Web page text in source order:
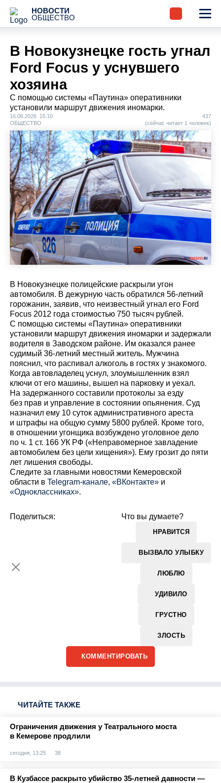
НОВОСТИ
ОБЩЕСТВО
В Новокузнецке гость угнал
Ford Focus у уснувшего
хозяина
С помощью системы «Паутина» оперативники
установили маршрут движения иномарки.
16.06.2026 15:10
ОБЩЕСТВО
437
(сейчас читает 1 человек)
В Новокузнецке полицейские раскрыли угон
автомобиля. В дежурную часть обратился 56-летний
горожанин, заявив, что неизвестный угнал его Ford
Focus 2012 года стоимостью 750 тысяч рублей.
С помощью системы «Паутина» оперативники
установили маршрут движения иномарки и задержали
водителя в Заводском районе. Им оказался ранее
судимый 36-летний местный житель. Мужчина
пояснил, что распивал алкоголь в гостях у знакомого.
Когда автовладелец уснул, злоумышленник взял
ключи от его машины, вышел на парковку и уехал.
На задержанного составили протоколы за езду
без прав и управление в состоянии опьянения. Суд
назначил ему 10 суток административного ареста
и штрафы на общую сумму 5800 рублей. Кроме того,
в отношении угонщика возбуждено уголовное дело
по ч. 1 ст. 166 УК РФ («Неправомерное завладение
автомобилем без цели хищения»). Ему грозит до пяти
лет лишения свободы.
Cледите за главными новостями Кемеровской
области в Telegram-канале, «ВКонтакте» и
«Одноклассниках».
Что вы думаете?
НРАВИТСЯ
ВЫЗВАЛО УЛЫБКУ
ЛЮБЛЮ
УДИВИЛО
ГРУСТНО
ЗЛОСТЬ
Поделиться:
КОММЕНТИРОВАТЬ
ЧИТАЙТЕ ТАКЖЕ
Ограничения движения у Театрального моста
в Кемерове продлили
сегодня, 13:25 38
В Кузбассе раскрыто убийство 35-летней давности —